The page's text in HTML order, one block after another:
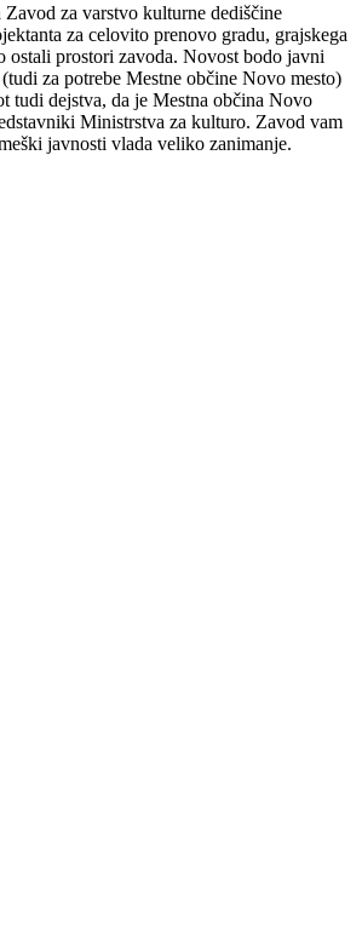
za varstvo kulturne dediščine
za celovito prenovo gradu, grajskega
prostori zavoda. Novost bodo javni
za potrebe Mestne občine Novo mesto)
tudi dejstva, da je Mestna občina Novo
Ministrstva za kulturo. Zavod vam
javnosti vlada veliko zanimanje.